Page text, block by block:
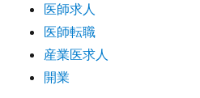
医師求人
医師転職
産業医求人
開業